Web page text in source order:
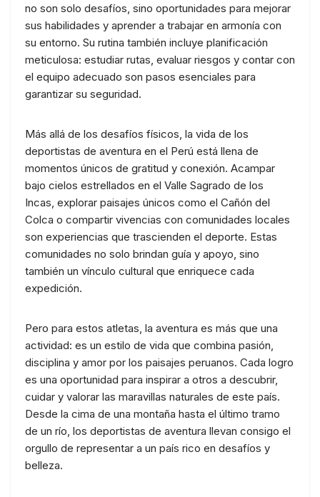
no son solo desafíos, sino oportunidades para mejorar
sus habilidades y aprender a trabajar en armonía con
su entorno. Su rutina también incluye planificación
meticulosa: estudiar rutas, evaluar riesgos y contar con
el equipo adecuado son pasos esenciales para
garantizar su seguridad.
Más allá de los desafíos físicos, la vida de los
deportistas de aventura en el Perú está llena de
momentos únicos de gratitud y conexión. Acampar
bajo cielos estrellados en el Valle Sagrado de los
Incas, explorar paisajes únicos como el Cañón del
Colca o compartir vivencias con comunidades locales
son experiencias que trascienden el deporte. Estas
comunidades no solo brindan guía y apoyo, sino
también un vínculo cultural que enriquece cada
expedición.
Pero para estos atletas, la aventura es más que una
actividad: es un estilo de vida que combina pasión,
disciplina y amor por los paisajes peruanos. Cada logro
es una oportunidad para inspirar a otros a descubrir,
cuidar y valorar las maravillas naturales de este país.
Desde la cima de una montaña hasta el último tramo
de un río, los deportistas de aventura llevan consigo el
orgullo de representar a un país rico en desafíos y
belleza.